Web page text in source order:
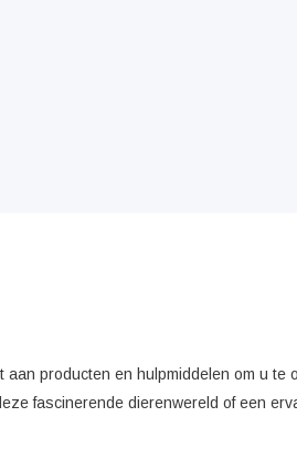
producten en hulpmiddelen om u te
fascinerende dierenwereld of een